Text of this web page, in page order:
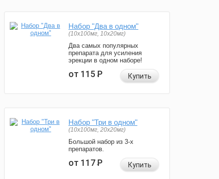
Набор "Два в одном"
(10x100мг, 10x20мг)
Два самых популярных
препарата для усиления
эрекции в одном наборе!
от 115Р Купить
Набор "Три в одном"
(10x100мг, 20x20мг)
Большой набор из 3-х
препаратов.
от 117Р Купить